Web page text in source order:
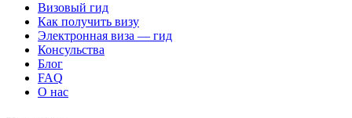
Визовый гид
Как получить визу
Электронная виза — гид
Консульства
Блог
FAQ
О нас